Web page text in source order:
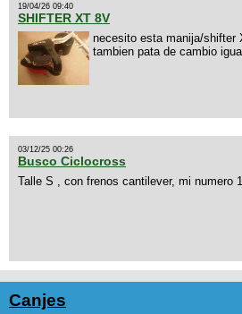
19/04/26 09:40
SHIFTER XT 8V
necesito esta manija/shifter
tambien pata de cambio
03/12/25 00:26
Busco Ciclocross
Talle S , con frenos cantilever, mi numero
Canjes